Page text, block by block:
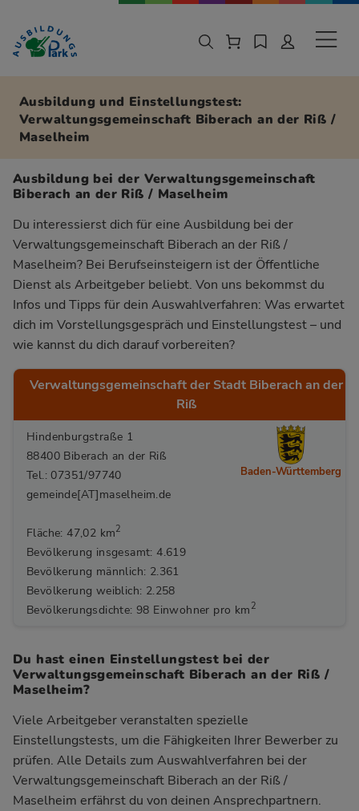
Zur Navigation springen
Zu den Hauptinhalten springen
Ausbildung und Einstellungstest:
Verwaltungsgemeinschaft Biberach an der Riß /
Maselheim
Ausbildung bei der Verwaltungsgemeinschaft
Biberach an der Riß / Maselheim
Du interessierst dich für eine Ausbildung bei der
Verwaltungsgemeinschaft Biberach an der Riß /
Maselheim? Bei Berufseinsteigern ist der Öffentliche
Dienst als Arbeitgeber beliebt. Von uns bekommst du
Infos und Tipps für dein Auswahlverfahren: Was erwartet
dich im Vorstellungsgespräch und Einstellungstest – und
wie kannst du dich darauf vorbereiten?
Verwaltungsgemeinschaft der Stadt Biberach an der
Riß
Hindenburgstraße 1
88400 Biberach an der Riß
Tel.: 07351/97740
gemeinde[AT]maselheim.de
Fläche: 47,02 km2
Bevölkerung insgesamt: 4.619
Bevölkerung männlich: 2.361
Bevölkerung weiblich: 2.258
Bevölkerungsdichte: 98 Einwohner pro km 2
Baden-Württemberg
Du hast einen Einstellungstest bei der
Verwaltungsgemeinschaft Biberach an der Riß /
Maselheim?
Viele Arbeitgeber veranstalten spezielle
Einstellungstests, um die Fähigkeiten Ihrer Bewerber zu
prüfen. Alle Details zum Auswahlverfahren bei der
Verwaltungsgemeinschaft Biberach an der Riß /
Maselheim erfährst du von deinen Ansprechpartnern.